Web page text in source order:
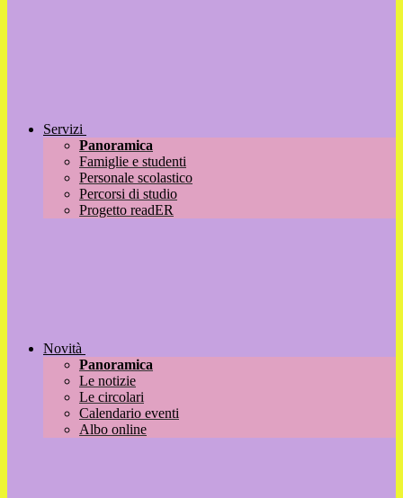
Servizi
Panoramica
Famiglie e studenti
Personale scolastico
Percorsi di studio
Progetto readER
Novità
Panoramica
Le notizie
Le circolari
Calendario eventi
Albo online